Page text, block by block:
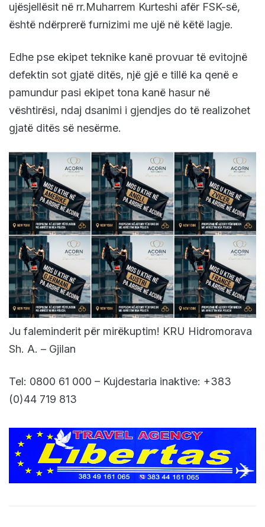
ujësjellësit në rr.Muharrem Kurteshi afër FSK-së,
është ndërprerë furnizimi me ujë në këtë lagje.
Edhe pse ekipet teknike kanë provuar të evitojnë
defektin sot gjatë ditës, një gjë e tillë ka qenë e
pamundur pasi ekipet tona kanë hasur në
vështirësi, ndaj dsanimi i gjendjes do të realizohet
gjatë ditës së nesërme.
Ju faleminderit për mirëkuptim! KRU Hidromorava
Sh. A. – Gjilan
Tel: 0800 61 000 – Kujdestaria inaktive: +383
(0)44 719 813